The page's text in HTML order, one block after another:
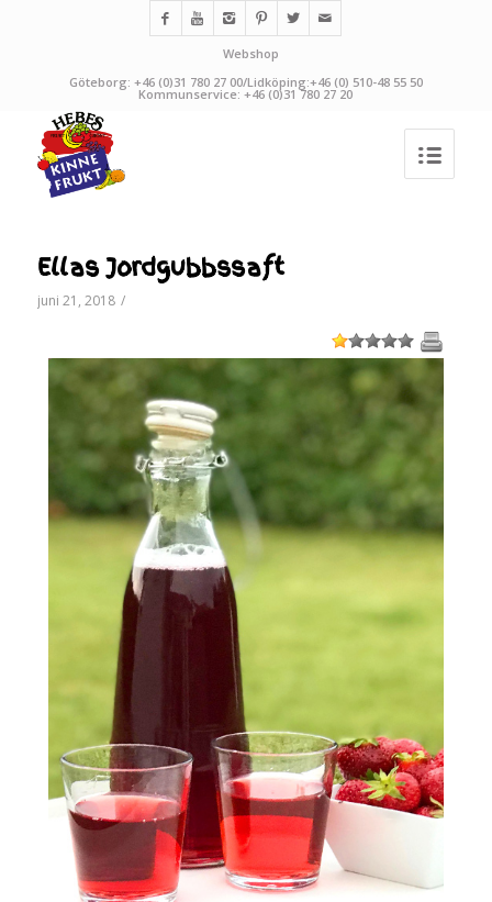
Webshop
Göteborg: +46 (0)31 780 27 00/Lidköping:+46 (0) 510-48 55 50
Kommunservice: +46 (0)31 780 27 20
Ellas Jordgubbssaft
juni 21, 2018 /
1 2 3 4 5